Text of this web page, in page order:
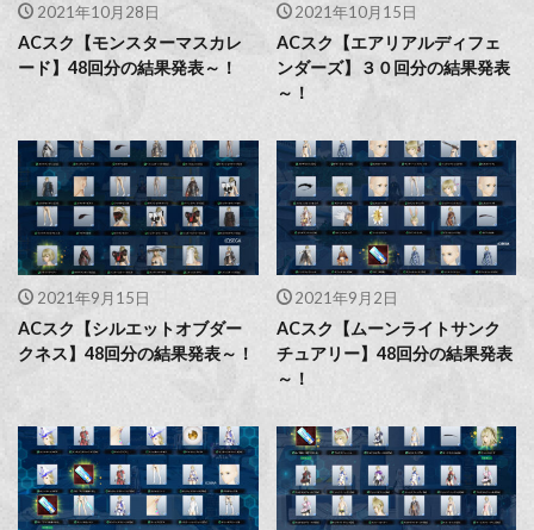
2021年10月28日
ACスク【モンスターマスカレ
ード】48回分の結果発表～！
2021年10月15日
ACスク【エアリアルディフェ
ンダーズ】３０回分の結果発表
～！
2021年9月15日
ACスク【シルエットオブダー
クネス】48回分の結果発表～！
2021年9月2日
ACスク【ムーンライトサンク
チュアリー】48回分の結果発表
～！